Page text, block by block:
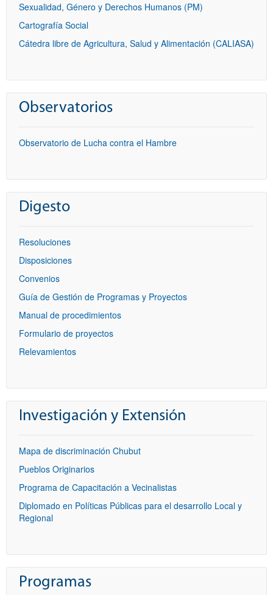
Sexualidad, Género y Derechos Humanos (PM)
Cartografía Social
Cátedra libre de Agricultura, Salud y Alimentación (CALIASA)
Observatorios
Observatorio de Lucha contra el Hambre
Digesto
Resoluciones
Disposiciones
Convenios
Guía de Gestión de Programas y Proyectos
Manual de procedimientos
Formulario de proyectos
Relevamientos
Investigación y Extensión
Mapa de discriminación Chubut
Pueblos Originarios
Programa de Capacitación a Vecinalistas
Diplomado en Políticas Públicas para el desarrollo Local y
Regional
Programas